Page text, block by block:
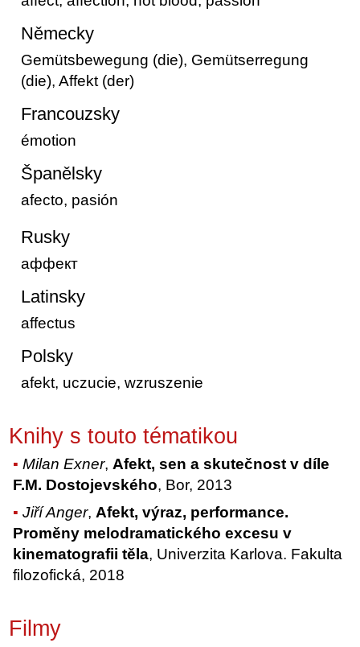
Německy
Gemütsbewegung (die), Gemütserregung
(die), Affekt (der)
Francouzsky
émotion
Španělsky
afecto, pasión
Rusky
аффект
Latinsky
affectus
Polsky
afekt, uczucie, wzruszenie
Knihy s touto tématikou
Milan Exner,Afekt, sen a skutečnost v díle
F.M. Dostojevského, Bor, 2013
Jiří Anger,Afekt, výraz, performance.
Proměny melodramatického excesu v
kinematografii těla, Univerzita Karlova. Fakulta
filozofická, 2018
Filmy